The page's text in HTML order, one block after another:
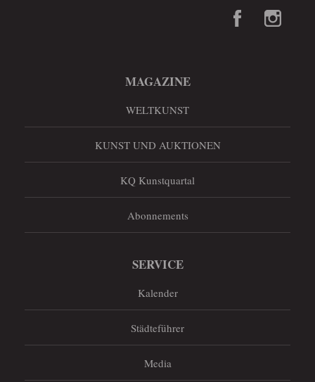
MAGAZINE
WELTKUNST
KUNST UND AUKTIONEN
KQ Kunstquartal
Abonnements
SERVICE
Kalender
Städteführer
Media